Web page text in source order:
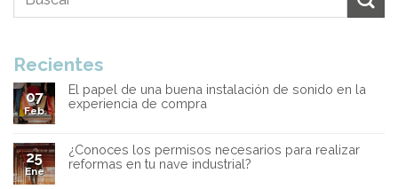
Recientes
07
Feb
El papel de una buena instalación de sonido en la
experiencia de compra
25
Ene
¿Conoces los permisos necesarios para realizar
reformas en tu nave industrial?